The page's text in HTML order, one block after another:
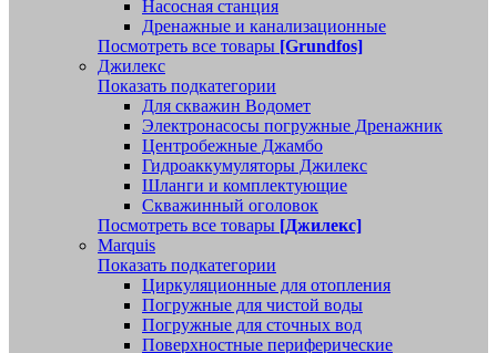
Насосная станция
Дренажные и канализационные
Посмотреть все товары [Grundfos]
Джилекс
Показать подкатегории
Для скважин Водомет
Электронасосы погружные Дренажник
Центробежные Джамбо
Гидроаккумуляторы Джилекс
Шланги и комплектующие
Скважинный оголовок
Посмотреть все товары [Джилекс]
Marquis
Показать подкатегории
Циркуляционные для отопления
Погружные для чистой воды
Погружные для сточных вод
Поверхностные периферические